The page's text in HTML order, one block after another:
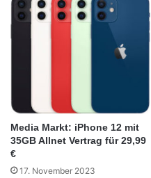
Media Markt: iPhone 12 mit
35GB Allnet Vertrag für 29,99
€
17. November 2023